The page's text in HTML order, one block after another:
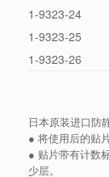
1-9323-24
1-9323-25
1-9323-26
日本原装进口防
● 将使用后的贴
● 贴片带有计数
少层。